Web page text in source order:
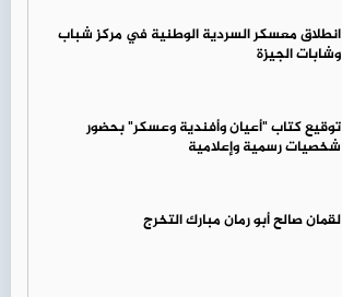
انطلاق معسكر السردية الوطنية في مركز شباب
وشابات الجيزة
توقيع كتاب "أعيان وأفندية وعسكر" بحضور
شخصيات رسمية وإعلامية
لقمان صالح أبو رمان مبارك التخرج